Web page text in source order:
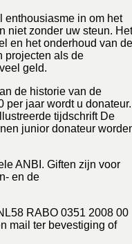
enthousiasme in om het
niet zonder uw steun. Het
en het onderhoud van de
projecten als de
geld.
de historie van de
per jaar wordt u donateur.
tijdschrift De
junior donateur
ANBI. Giften zijn voor
en de
RABO 0351 2008 00
mail ter bevestiging of